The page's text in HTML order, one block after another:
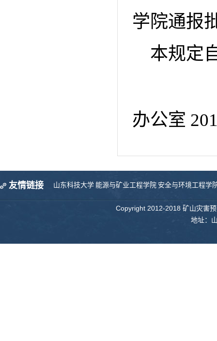
学院通报
本规定
办公室
友情链接 山东科技大学 能源与矿业工程学院 安全与环境工程学
Copyright 2012-2018 矿山灾害
地址：